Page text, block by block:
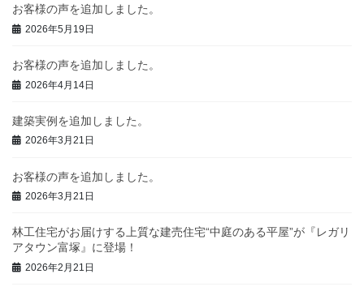
お客様の声を追加しました。
2026年5月19日
お客様の声を追加しました。
2026年4月14日
建築実例を追加しました。
2026年3月21日
お客様の声を追加しました。
2026年3月21日
林工住宅がお届けする上質な建売住宅“中庭のある平屋”が『レガリ
アタウン富塚』に登場！
2026年2月21日